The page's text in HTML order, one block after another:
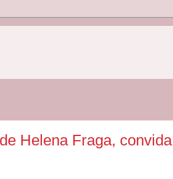
Helena Fraga, convida